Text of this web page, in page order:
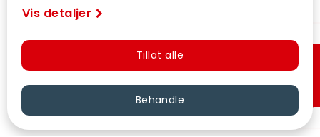
Vis detaljer
Tillat alle
Behandle Hurtigkjøp